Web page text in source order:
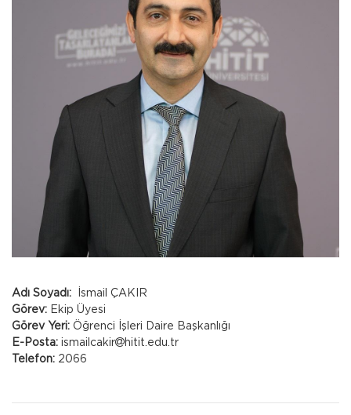
Adı Soyadı:
İsmail ÇAKIR
Görev: Ekip Üyesi
Görev Yeri: Öğrenci İşleri Daire Başkanlığı
E-Posta: ismailcakir
hitit.edu.tr
Telefon: 2066